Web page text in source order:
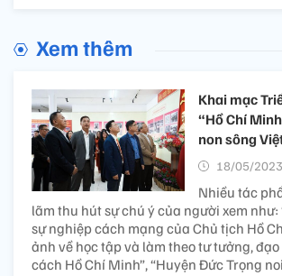
Xem thêm
Khai mạc
“Hồ Chí
non sông
18/05/2023
Nhiều tác
lãm thu hút sự chú ý của người xem như:
sự nghiệp cách mạng của Chủ tịch Hồ
ảnh về học tập và làm theo tư tưởng,
cách Hồ Chí Minh”, “Huyện Đức Trọng